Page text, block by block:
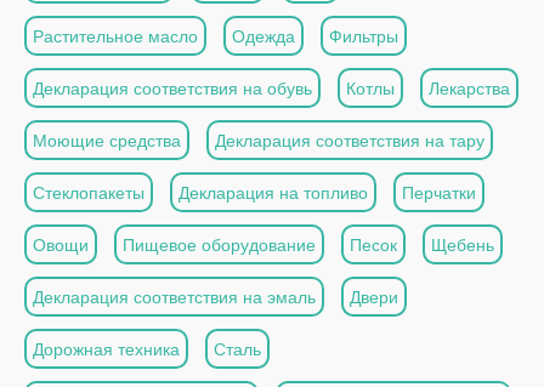
Растительное масло Одежда Фильтры
Декларация соответствия на обувь Котлы Лекарства
Моющие средства Декларация соответствия на тару
Стеклопакеты Декларация на топливо Перчатки
Овощи Пищевое оборудование Песок Щебень
Декларация соответствия на эмаль Двери
Дорожная техника Сталь